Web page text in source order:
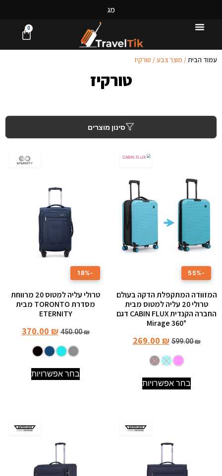
מגו
0
עמוד הבית / מוצר צבע / טורקיז
טורקיז
סינון מוצרים
-55%
המזוודה המתקפלת הדקה בעולם
טרולי 20 עליה למטוס מבית
החברה הקנדית CABIN FLUX דגם
Mirage 360°
599.00₪
269.00 ₪
בחר אפשרויות
-18%
טרולי עליה למטוס 20 מרווחת
מסדרת TORONTO מבית
ETERNITY
450.00₪
370.00 ₪
בחר אפשרויות